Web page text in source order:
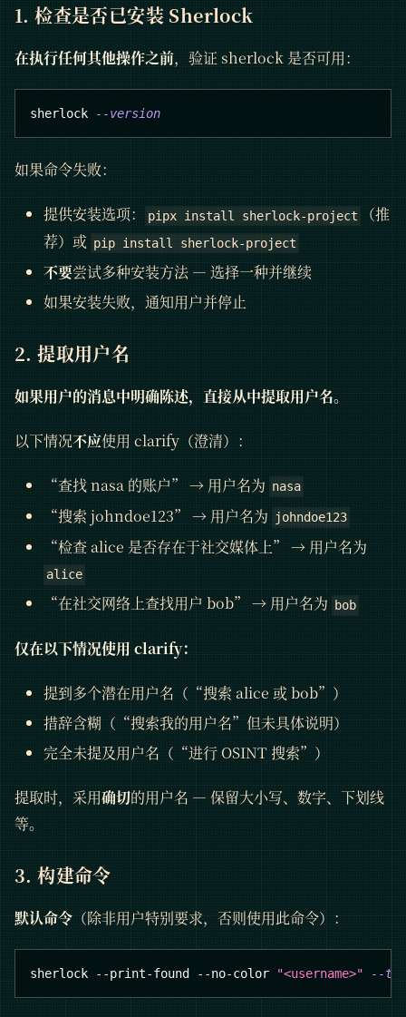
1. 检查是否已安装 Sherlock
在执行任何其他操作之前，验证 sherlock 是否可用：
sherlock --version
如果命令失败：
提供安装选项： pipx install sherlock-project
（推
荐）或 pip install sherlock-project
不要尝试多种安装方法 — 选择一种并继续
如果安装失败，通知用户并停止
2. 提取用户名
如果用户的消息中明确陈述，直接从中提取用户名。
以下情况不应使用 clarify（澄清）：
“查找 nasa 的账户” → 用户名为 nasa
“搜索 johndoe123” → 用户名为 johndoe123
“检查 alice 是否存在于社交媒体上” → 用户名为
alice
“在社交网络上查找用户 bob” → 用户名为 bob
仅在以下情况使用 clarify：
提到多个潜在用户名（“搜索 alice 或 bob”）
措辞含糊（“搜索我的用户名”但未具体说明）
完全未提及用户名（“进行 OSINT 搜索”）
提取时，采用确切的用户名 — 保留大小写、数字、下划线
等。
3. 构建命令
默认命令 （除非用户特别要求，否则使用此命令）：
sherlock --print-found --no-color "<username>" --